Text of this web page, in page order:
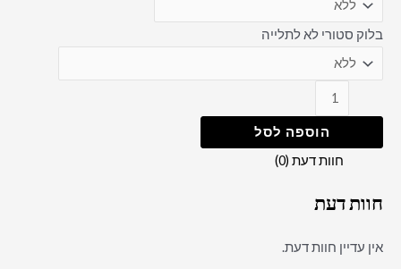
בלוק סטורי לא לתלייה
הוספה לסל
חוות דעת (0)
חוות דעת
אין עדיין חוות דעת.